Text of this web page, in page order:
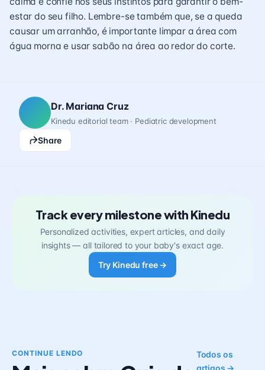
estar do seu filho. Lembre-se também que, se a queda
causar um arranhão, é importante limpar a área com
água morna e usar sabão na área ao redor do corte.
Dr. Mariana Cruz
Kinedu editorial team · Pediatric development
Share
Track every milestone with Kinedu
Personalized activities, expert articles, and daily
insights — all tailored to your baby's exact age.
Try Kinedu free →
CONTINUE LENDO
Todos os